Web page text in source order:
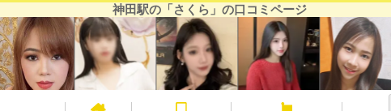
神田駅の「さくら」の口コミページ